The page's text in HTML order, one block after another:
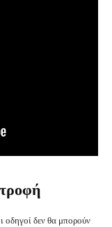
οδηγοί δεν θα μπορούν